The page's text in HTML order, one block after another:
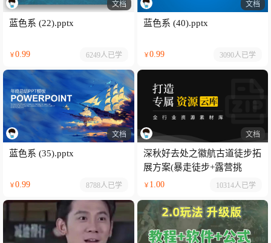
文档
蓝色系 (22).pptx
￥0.99 6249人 已学
文档
蓝色系 (40).pptx
￥0.99 3090人 已学
文档
蓝色系 (35).pptx
￥0.99 8788人 已学
文档
深秋好去处之徽航古道徒步拓
展方案(暴走徒步+露营挑
战).pptx
￥ 1.00 10314人 已学